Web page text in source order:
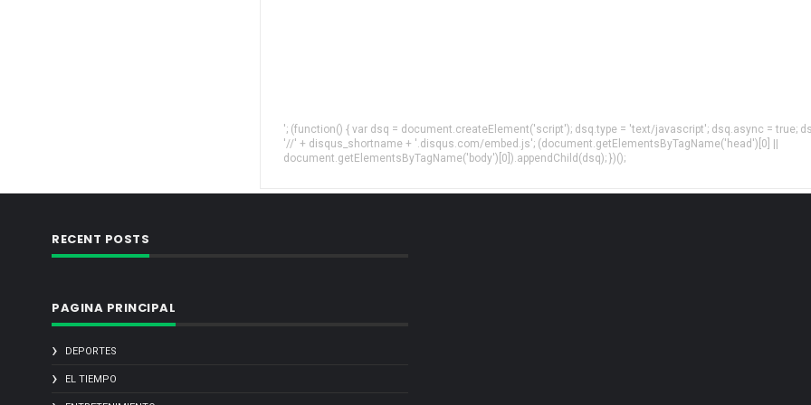
'; (function() { var dsq = document.createElement('script'); dsq.type = 'text/javascript'; dsq.async = true;
'//' + disqus_shortname + '.disqus.com/embed.js'; (document.getElementsByTagName('head')[0] ||
document.getElementsByTagName('body')[0]).appendChild(dsq); })();
RECENT POSTS
PAGINA PRINCIPAL
DEPORTES
EL TIEMPO